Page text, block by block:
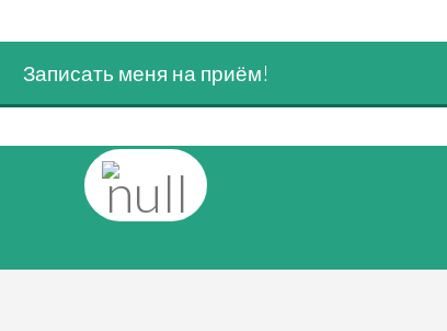
Записать меня на приём!